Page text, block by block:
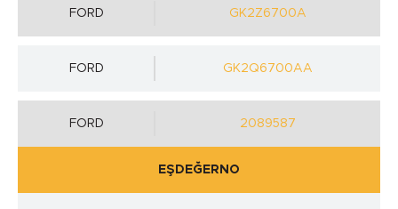
FORD GK2Z6700A
FORD GK2Q6700AA
FORD 2089587
EŞDEĞERNO